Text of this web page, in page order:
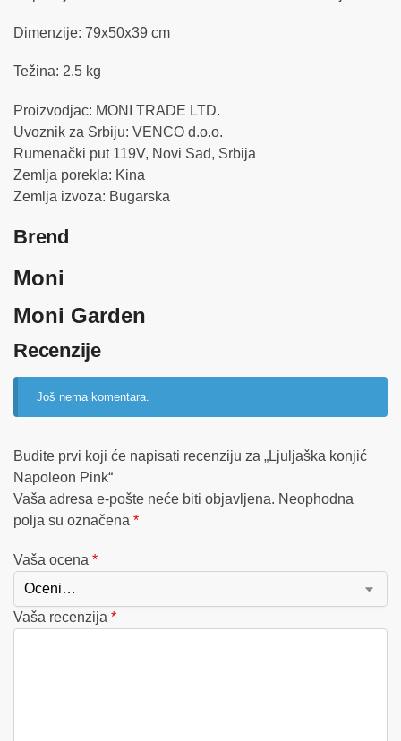
Dimenzije: 79x50x39 cm
Težina: 2.5 kg
Proizvodjac: MONI TRADE LTD.
Uvoznik za Srbiju: VENCO d.o.o.
Rumenački put 119V, Novi Sad, Srbija
Zemlja porekla: Kina
Zemlja izvoza: Bugarska
Brend
Moni
Moni Garden
Recenzije
Još nema komentara.
Budite prvi koji će napisati recenziju za „Ljuljaška konjić
Napoleon Pink“
Vaša adresa e-pošte neće biti objavljena. Neophodna
polja su označena *
Vaša ocena *
Vaša recenzija *